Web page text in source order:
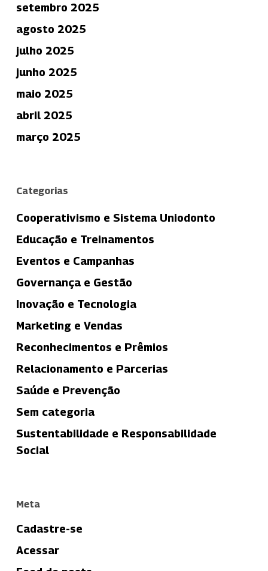
setembro 2025
agosto 2025
julho 2025
junho 2025
maio 2025
abril 2025
março 2025
Categorias
Cooperativismo e Sistema Uniodonto
Educação e Treinamentos
Eventos e Campanhas
Governança e Gestão
Inovação e Tecnologia
Marketing e Vendas
Reconhecimentos e Prêmios
Relacionamento e Parcerias
Saúde e Prevenção
Sem categoria
Sustentabilidade e Responsabilidade
Social
Meta
Cadastre-se
Acessar